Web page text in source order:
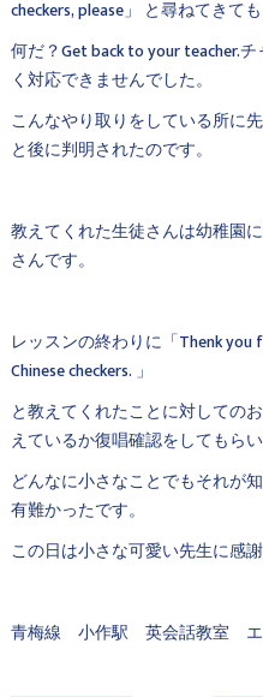
checkers, please」 と尋ねてきても
何だ？Get back to your teacher.
く対応できませんでした。
こんなやり取りをしている所に
と後に判明されたのです。
教えてくれた生徒さんは幼稚園
さんです。
レッスンの終わりに「Thenk
Chinese checkers. 」
と教えてくれたことに対しての
えているか復唱確認をしてもらい
どんなに小さなことでもそれが
有難かったです。
この日は小さな可愛い先生に感謝
青梅線 小作駅 英会話教室 エ